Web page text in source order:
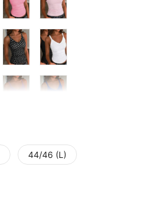
44/46 (L)